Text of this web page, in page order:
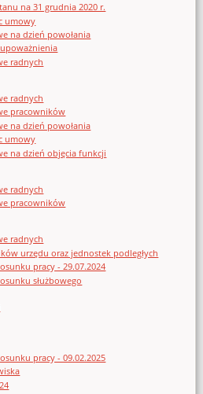
na 31 grudnia 2020 r.
umowy
na dzień powołania
radnych
radnych
pracowników
na dzień powołania
umowy
na dzień objęcia funkcji
radnych
pracowników
radnych
urzędu oraz jednostek podległych
pracy - 29.07.2024
służbowego
pracy - 09.02.2025